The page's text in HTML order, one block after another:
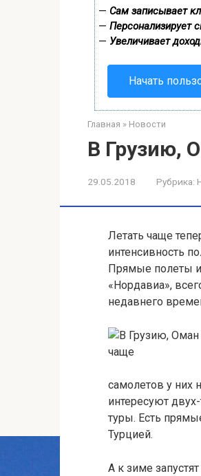
— Сам записывает
— Персонализирует
— Увеличивает
Начать
Главная » Новости
В Грузию,
29.05.2018 Рубрика:
Летать чаще
интенсивность
Прямые полеты
«Нордавиа»,
недавнего
самолетов у них
интересуют
туры. Есть
Турцией.
А к зиме